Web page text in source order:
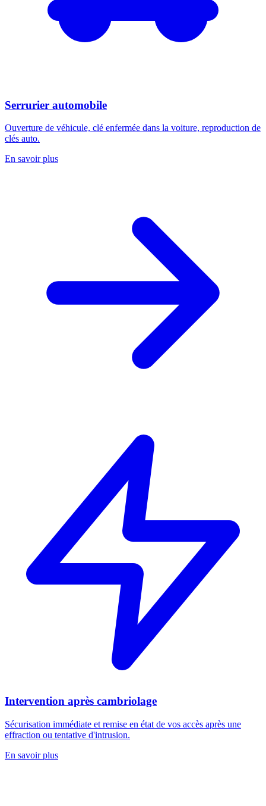
Serrurier automobile
Ouverture de véhicule, clé enfermée dans la voiture, reproduction de
clés auto.
En savoir plus
Intervention après cambriolage
Sécurisation immédiate et remise en état de vos accès après une
effraction ou tentative d'intrusion.
En savoir plus